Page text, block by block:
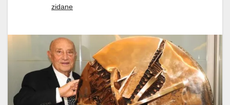
zidane